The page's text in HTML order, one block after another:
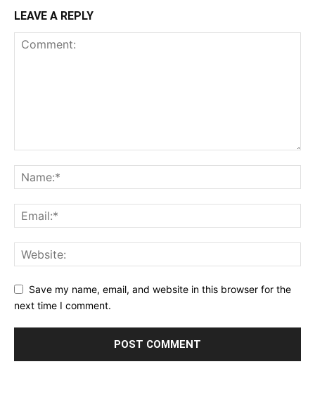
LEAVE A REPLY
Save my name, email, and website in this browser for the
next time I comment.